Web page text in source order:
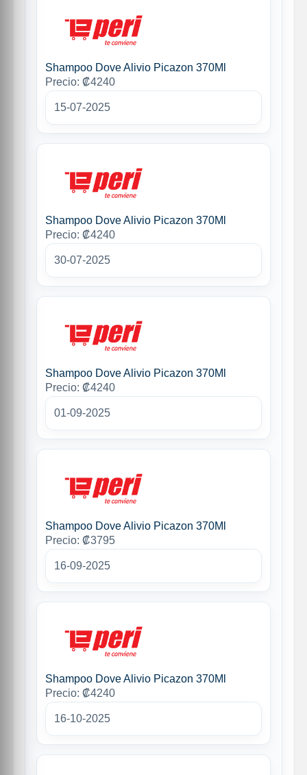
Shampoo Dove Alivio Picazon 370Ml
Precio: ₡4240
15-07-2025
Shampoo Dove Alivio Picazon 370Ml
Precio: ₡4240
30-07-2025
Shampoo Dove Alivio Picazon 370Ml
Precio: ₡4240
01-09-2025
Shampoo Dove Alivio Picazon 370Ml
Precio: ₡3795
16-09-2025
Shampoo Dove Alivio Picazon 370Ml
Precio: ₡4240
16-10-2025